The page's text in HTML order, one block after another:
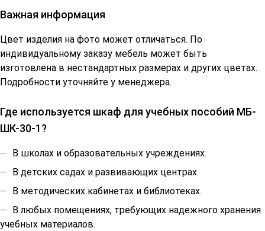
Важная информация
Цвет изделия на фото может отличаться. По
индивидуальному заказу мебель может быть
изготовлена в нестандартных размерах и других цветах.
Подробности уточняйте у менеджера.
Где используется шкаф для учебных пособий МБ-
ШК-30-1?
В школах и образовательных учреждениях.
В детских садах и развивающих центрах.
В методических кабинетах и библиотеках.
В любых помещениях, требующих надежного хранения
учебных материалов.